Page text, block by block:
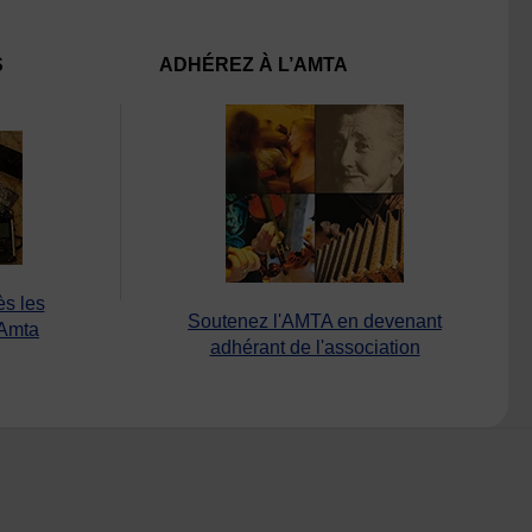
les
ADHÉREZ À L’AMTA
Soutenez l'AMTA en devenant
adhérant de l'association